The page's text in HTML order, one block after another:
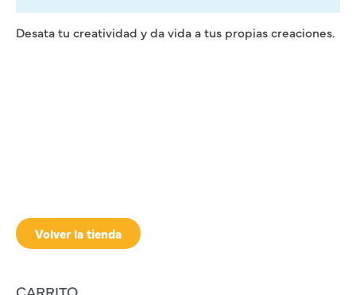
Volver la tienda
Desata tu creatividad y da vida a tus propias creaciones.